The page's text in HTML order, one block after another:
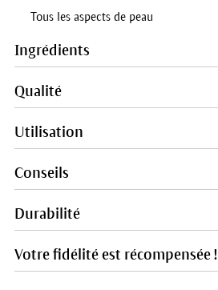
Tous les aspects de peau
Ingrédients
Qualité
Utilisation
Conseils
Durabilité
Votre fidélité est récompensée !